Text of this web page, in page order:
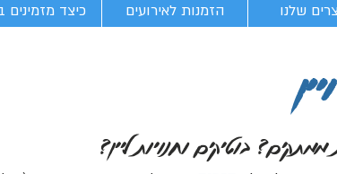
כיצד הזמנות לאירועים שלנו
בוטיקים וחנויות ליין?